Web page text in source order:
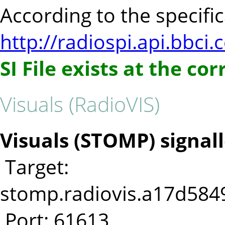
According to the
http://
SI File exists at the
Visuals (RadioVIS)
Visuals (STOMP)
Target:
Port: 61613